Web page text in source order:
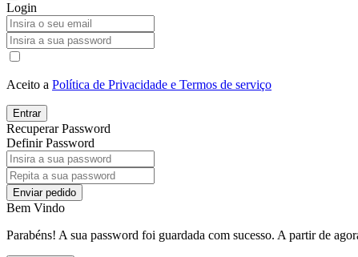
Login
Aceito a Política de Privacidade e Termos de serviço
Entrar
Recuperar Password
Definir Password
Enviar pedido
Bem Vindo
Parabéns! A sua password foi guardada com sucesso. A partir de